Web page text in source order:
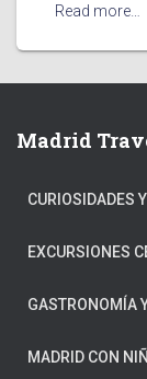
Read more…
Madrid
CURIOSIDADES
EXCURSIONES
GASTRONOMÍA
MADRID CON